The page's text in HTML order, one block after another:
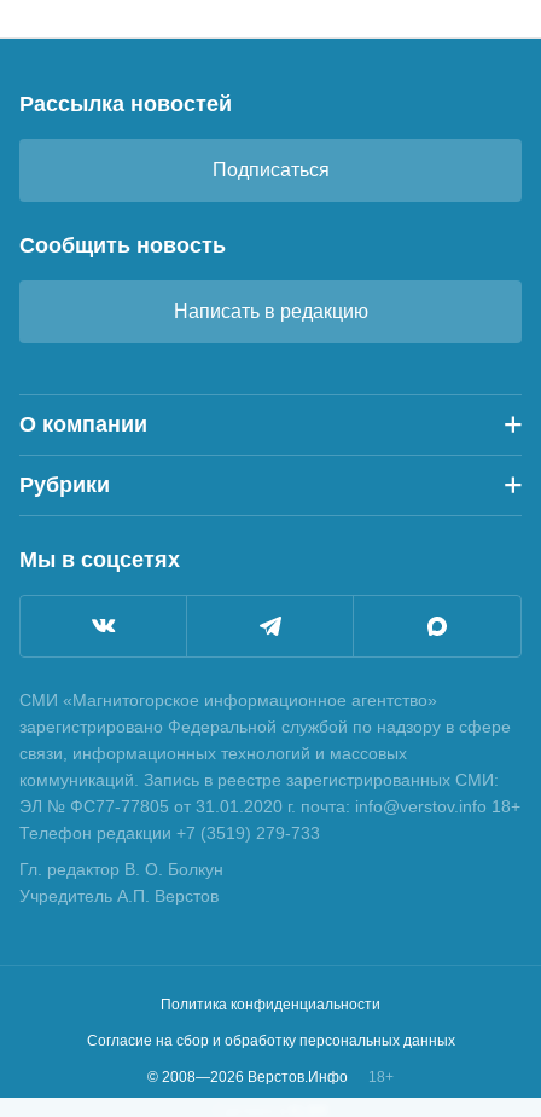
Рассылка новостей
Подписаться
Сообщить новость
Написать в редакцию
О компании
Рубрики
Мы в соцсетях
СМИ «Магнитогорское информационное агентство»
зарегистрировано Федеральной службой по надзору в сфере
связи, информационных технологий и массовых
коммуникаций. Запись в реестре зарегистрированных СМИ:
ЭЛ № ФС77-77805 от 31.01.2020 г. почта: info@verstov.info 18+
Телефон редакции +7 (3519) 279-733
Гл. редактор В. О. Болкун
Учредитель А.П. Верстов
Политика конфиденциальности
Согласие на сбор и обработку персональных данных
© 2008—2026 Верстов.Инфо
18+